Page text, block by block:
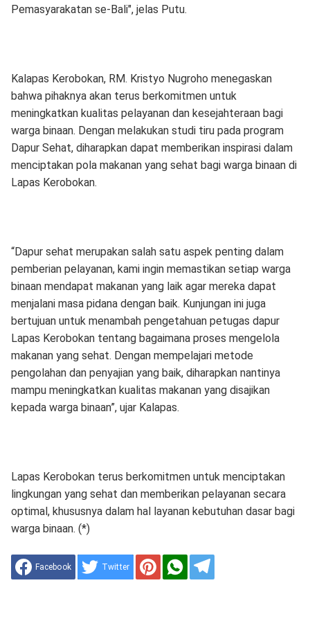
Pemasyarakatan se-Bali", jelas Putu.
Kalapas Kerobokan, RM. Kristyo Nugroho menegaskan
bahwa pihaknya akan terus berkomitmen untuk
meningkatkan kualitas pelayanan dan kesejahteraan bagi
warga binaan. Dengan melakukan studi tiru pada program
Dapur Sehat, diharapkan dapat memberikan inspirasi dalam
menciptakan pola makanan yang sehat bagi warga binaan di
Lapas Kerobokan.
“Dapur sehat merupakan salah satu aspek penting dalam
pemberian pelayanan, kami ingin memastikan setiap warga
binaan mendapat makanan yang laik agar mereka dapat
menjalani masa pidana dengan baik. Kunjungan ini juga
bertujuan untuk menambah pengetahuan petugas dapur
Lapas Kerobokan tentang bagaimana proses mengelola
makanan yang sehat. Dengan mempelajari metode
pengolahan dan penyajian yang baik, diharapkan nantinya
mampu meningkatkan kualitas makanan yang disajikan
kepada warga binaan”, ujar Kalapas.
Lapas Kerobokan terus berkomitmen untuk menciptakan
lingkungan yang sehat dan memberikan pelayanan secara
optimal, khususnya dalam hal layanan kebutuhan dasar bagi
warga binaan. (*)
Facebook Twitter